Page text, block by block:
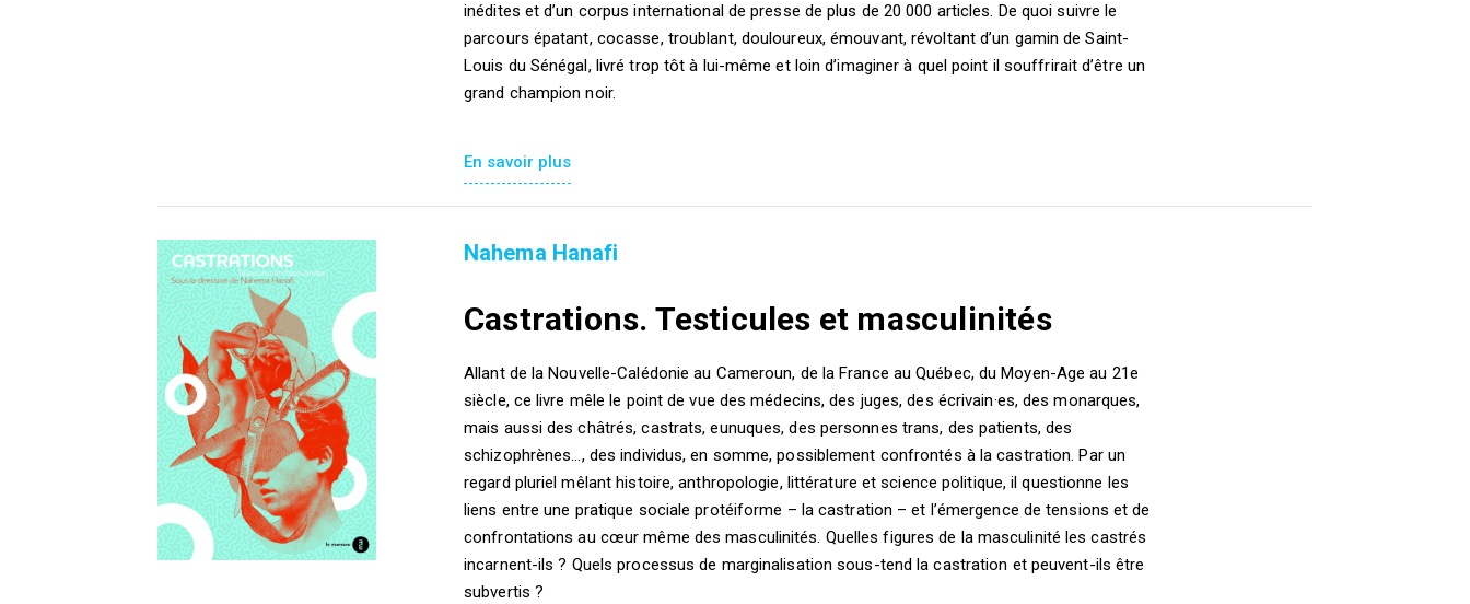
inédites et d’un corpus international de presse de plus de 20 000 articles. De quoi suivre le
parcours épatant, cocasse, troublant, douloureux, émouvant, révoltant d’un gamin de Saint-
Louis du Sénégal, livré trop tôt à lui-même et loin d’imaginer à quel point il souffrirait d’être un
grand champion noir.
En savoir plus
Nahema Hanafi
Castrations. Testicules et masculinités
Allant de la Nouvelle-Calédonie au Cameroun, de la France au Québec, du Moyen-Age au 21e
siècle, ce livre mêle le point de vue des médecins, des juges, des écrivain·es, des monarques,
mais aussi des châtrés, castrats, eunuques, des personnes trans, des patients, des
schizophrènes..., des individus, en somme, possiblement confrontés à la castration. Par un
regard pluriel mêlant histoire, anthropologie, littérature et science politique, il questionne les
liens entre une pratique sociale protéiforme – la castration – et l’émergence de tensions et de
confrontations au cœur même des masculinités. Quelles figures de la masculinité les castrés
incarnent-ils ? Quels processus de marginalisation sous-tend la castration et peuvent-ils être
subvertis ?